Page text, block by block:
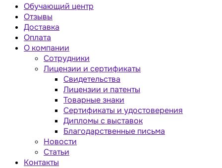
Обучающий центр
Отзывы
Доставка
Оплата
О компании
Сотрудники
Лицензии и сертификаты
Свидетельства
Лицензии и патенты
Товарные знаки
Сертификаты и удостоверения
Дипломы с выставок
Благодарственные письма
Новости
Статьи
Контакты